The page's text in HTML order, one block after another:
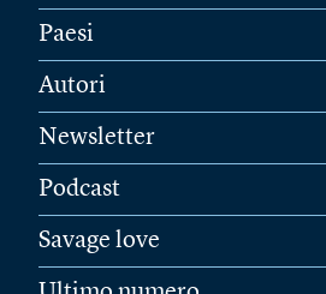
Paesi
Autori
Newsletter
Podcast
Savage love